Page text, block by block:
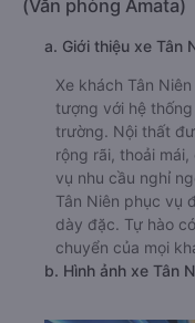
(Văn phòng Amata)
a. Giới thiệu xe Tân
Xe khách Tân
tượng với hệ
trường. Nội thất
rộng rãi, thoải
vụ nhu cầu nghỉ
Tân Niên phục vụ
dày đặc. Tự hào
chuyển của mọi
b. Hình ảnh xe Tân